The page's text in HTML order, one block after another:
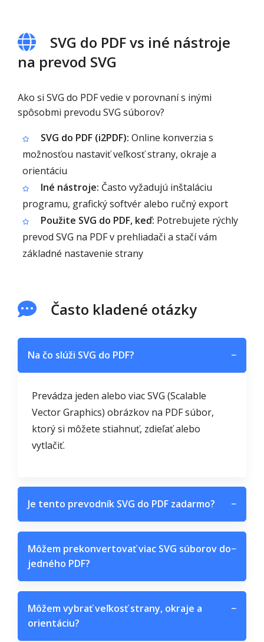
SVG do PDF vs iné nástroje
na prevod SVG
Ako si SVG do PDF vedie v porovnaní s inými
spôsobmi prevodu SVG súborov?
SVG do PDF (i2PDF): Online konverzia s
možnosťou nastaviť veľkosť strany, okraje a
orientáciu
Iné nástroje: Často vyžadujú inštaláciu
programu, grafický softvér alebo ručný export
Použite SVG do PDF, keď: Potrebujete rýchly
prevod SVG na PDF v prehliadači a stačí vám
základné nastavenie strany
Často kladené otázky
Na čo slúži SVG do PDF? −
Prevádza jeden alebo viac SVG (Scalable
Vector Graphics) obrázkov na PDF súbor,
ktorý si môžete stiahnuť, zdieľať alebo
vytlačiť.
Je tento prevodník SVG do PDF zadarmo? −
Môžem prekonvertovať viac SVG súborov do
jedného PDF?
−
Môžem vybrať veľkosť strany, okraje a
orientáciu?
−